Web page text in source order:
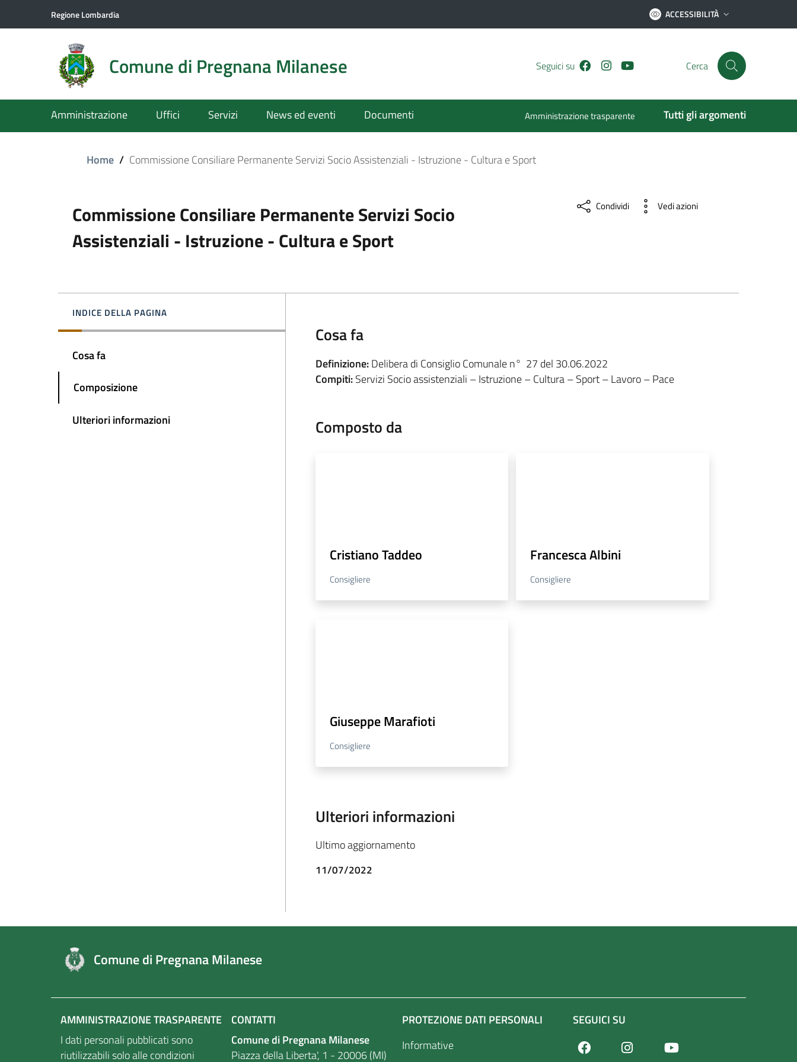
Regione Lombardia ACCESSIBILITÀ
Comune di Pregnana Milanese Seguici su Facebook
Instagram Cerca
Amministrazione Uffici Servizi News ed eventi Documenti Amministrazione trasparente Tutti gli argomenti
Home / Commissione Consiliare Permanente Servizi Socio Assistenziali - Istruzione - Cultura e Sport
Commissione Consiliare Permanente Servizi Socio
Assistenziali - Istruzione - Cultura e Sport
Condividi Vedi azioni
INDICE DELLA PAGINA
Cosa fa
Composizione
Ulteriori informazioni
Cosa fa
Definizione:Delibera di Consiglio Comunale n° 27 del 30.06.2022
Compiti:Servizi Socio assistenziali – Istruzione – Cultura – Sport – Lavoro – Pace
Composto da
Cristiano Taddeo
Consigliere
Francesca Albini
Consigliere
Giuseppe Marafioti
Consigliere
Ulteriori informazioni
Ultimo aggiornamento
11/07/2022
Comune di Pregnana Milanese
AMMINISTRAZIONE TRASPARENTE
I dati personali pubblicati sono
riutilizzabili solo alle condizioni
CONTATTI
Comune di Pregnana Milanese
Piazza della Liberta', 1 - 20006 (MI)
PROTEZIONE DATI PERSONALI
Informative
SEGUICI SU
FacebookInstagram